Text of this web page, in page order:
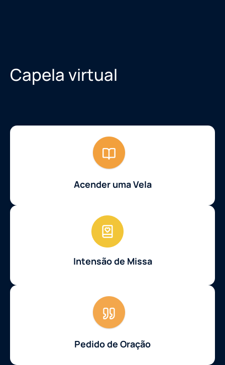
Capela virtual
Acender uma Vela
Intensão de Missa
Pedido de Oração